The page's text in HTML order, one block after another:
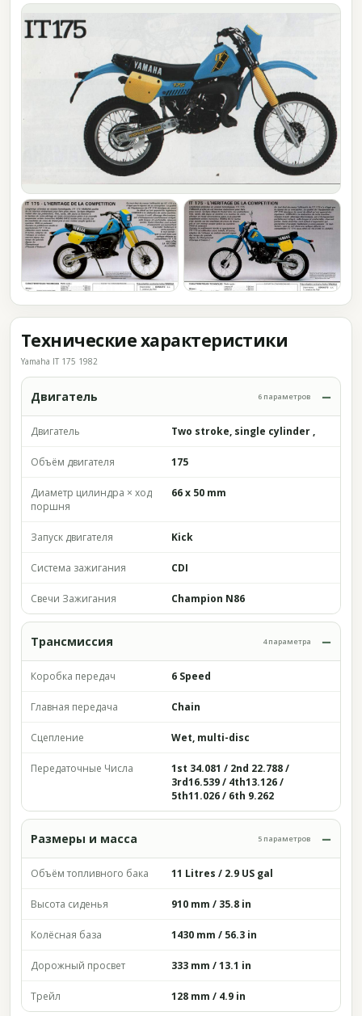
Технические характеристики
Yamaha IT 175 1982
Двигатель 6 параметров
Двигатель Two stroke, single cylinder ,
Объём двигателя 175
Диаметр цилиндра × ход
поршня
66 x 50 mm
Запуск двигателя Kick
Система зажигания CDI
Свечи Зажигания Champion N86
Трансмиссия 4 параметра
Коробка передач 6 Speed
Главная передача Chain
Сцепление Wet, multi-disc
Передаточные Числа
1st 34.081 / 2nd 22.788 /
3rd16.539 / 4th13.126 /
5th11.026 / 6th 9.262
Размеры и масса 5 параметров
Объём топливного бака 11 Litres / 2.9 US gal
Высота сиденья 910 mm / 35.8 in
Колёсная база 1430 mm / 56.3 in
Дорожный просвет 333 mm / 13.1 in
Трейл 128 mm / 4.9 in